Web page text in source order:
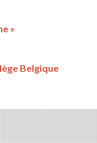
»
Belgique